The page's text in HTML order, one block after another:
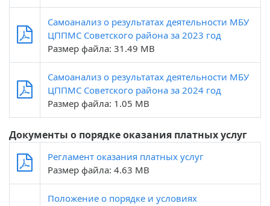
Самоанализ о результатах деятельности МБУ
ЦППМС Советского района за 2023 год
Размер файла: 31.49 MB
Самоанализ о результатах деятельности МБУ
ЦППМС Советского района за 2024 год
Размер файла: 1.05 MB
Документы о порядке оказания платных услуг
Регламент оказания платных услуг
Размер файла: 4.63 MB
Положение о порядке и условиях